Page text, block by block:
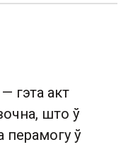
гэта акт
што ў
перамогу ў